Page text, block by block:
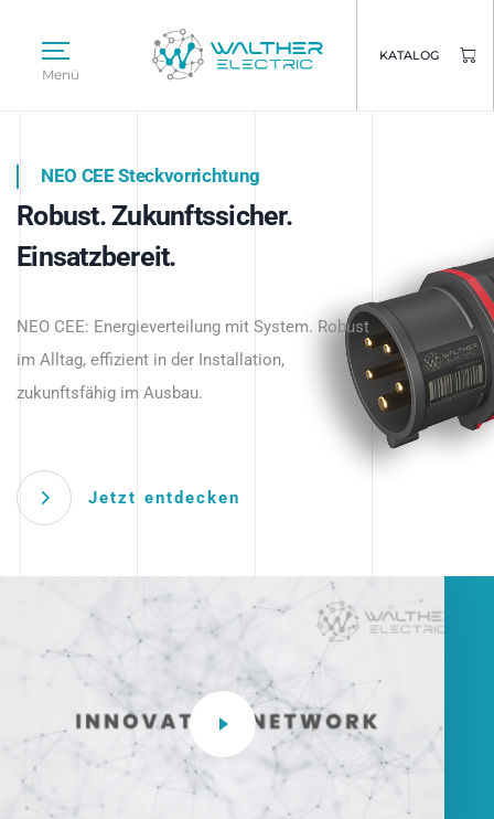
Menü
KATALOG
Intelligente Stromverteilung
beginnt hier.
NEO CEE Steckvorrichtung
Robust. Zukunftssicher.
Einsatzbereit.
NEO CEE: Energieverteilung mit System. Robust
im Alltag, effizient in der Installation,
zukunftsfähig im Ausbau.
Jetzt entdecken
Intelligenz trifft Energie.
Anwendungen – robust, IP-geschützt und
zukunftsfähig.